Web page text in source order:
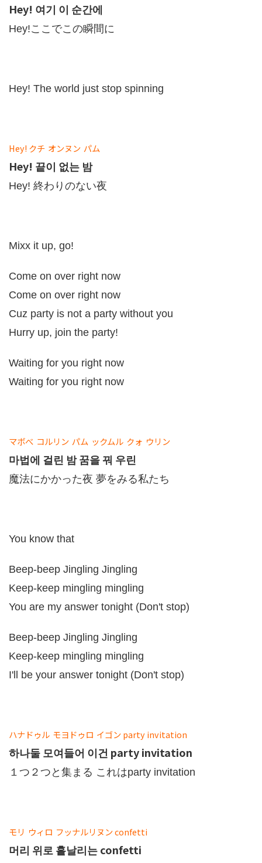
Hey! 여기 이 순간에
Hey!ここでこの瞬間に
Hey! The world just stop spinning
Hey! クチ オンヌン パム
Hey! 끝이 없는 밤
Hey! 終わりのない夜
Mixx it up, go!
Come on over right now
Come on over right now
Cuz party is not a party without you
Hurry up, join the party!
Waiting for you right now
Waiting for you right now
マボべ コルリン パム ックムル クォ ウリン
마법에 걸린 밤 꿈을 꿔 우린
魔法にかかった夜 夢をみる私たち
You know that
Beep-beep Jingling Jingling
Keep-keep mingling mingling
You are my answer tonight (Don't stop)
Beep-beep Jingling Jingling
Keep-keep mingling mingling
I'll be your answer tonight (Don't stop)
ハナドゥル モヨドゥロ イゴン party invitation
하나둘 모여들어 이건 party invitation
１つ２つと集まる これはparty invitation
モリ ウィロ フッナルリヌンconfetti
머리 위로 흩날리는 confetti